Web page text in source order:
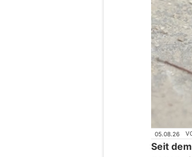
05.08.26
Seit